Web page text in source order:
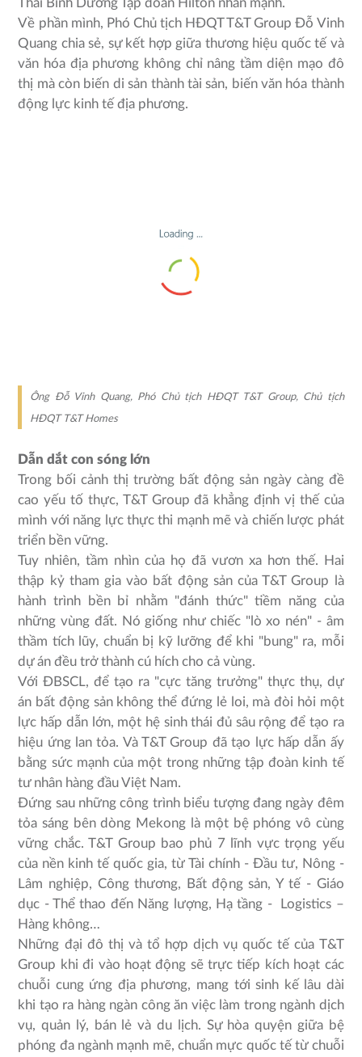
Về phần mình, Phó Chủ tịch HĐQT T&T Group Đỗ Vinh
Quang chia sẻ, sự kết hợp giữa thương hiệu quốc tế và
văn hóa địa phương không chỉ nâng tầm diện mạo đô
thị mà còn biến di sản thành tài sản, biến văn hóa thành
động lực kinh tế địa phương.
Ông Đỗ Vinh Quang, Phó Chủ tịch HĐQT T&T Group, Chủ tịch
HĐQT T&T Homes
Dẫn dắt con sóng lớn
Trong bối cảnh thị trường bất động sản ngày càng đề
cao yếu tố thực, T&T Group đã khẳng định vị thế của
mình với năng lực thực thi mạnh mẽ và chiến lược phát
triển bền vững.
Tuy nhiên, tầm nhìn của họ đã vươn xa hơn thế. Hai
thập kỷ tham gia vào bất động sản của T&T Group là
hành trình bền bỉ nhằm "đánh thức" tiềm năng của
những vùng đất. Nó giống như chiếc "lò xo nén" - âm
thầm tích lũy, chuẩn bị kỹ lưỡng để khi "bung" ra, mỗi
dự án đều trở thành cú hích cho cả vùng.
Với ĐBSCL, để tạo ra "cực tăng trưởng" thực thụ, dự
án bất động sản không thể đứng lẻ loi, mà đòi hỏi một
lực hấp dẫn lớn, một hệ sinh thái đủ sâu rộng để tạo ra
hiệu ứng lan tỏa. Và T&T Group đã tạo lực hấp dẫn ấy
bằng sức mạnh của một trong những tập đoàn kinh tế
tư nhân hàng đầu Việt Nam.
Đứng sau những công trình biểu tượng đang ngày đêm
tỏa sáng bên dòng Mekong là một bệ phóng vô cùng
vững chắc. T&T Group bao phủ 7 lĩnh vực trọng yếu
của nền kinh tế quốc gia, từ Tài chính - Đầu tư, Nông -
Lâm nghiệp, Công thương, Bất động sản, Y tế - Giáo
dục - Thể thao đến Năng lượng, Hạ tầng - Logistics –
Hàng không…
Những đại đô thị và tổ hợp dịch vụ quốc tế của T&T
Group khi đi vào hoạt động sẽ trực tiếp kích hoạt các
chuỗi cung ứng địa phương, mang tới sinh kế lâu dài
khi tạo ra hàng ngàn công ăn việc làm trong ngành dịch
vụ, quản lý, bán lẻ và du lịch. Sự hòa quyện giữa bệ
phóng đa ngành mạnh mẽ, chuẩn mực quốc tế từ chuỗi